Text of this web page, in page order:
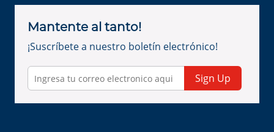
Mantente al tanto!
¡Suscríbete a nuestro boletín electrónico!
Sign Up